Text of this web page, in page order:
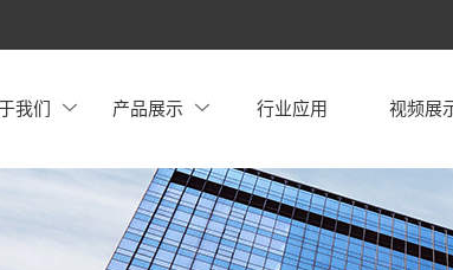
我们 产品展示 行业应用 视频展